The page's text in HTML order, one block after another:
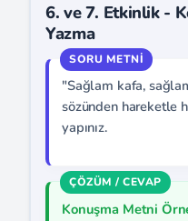
6. ve 7. Etkinlik -
Yazma
"Sağlam kafa,
sözünden hareketle
yapınız.
Konuşma Metni